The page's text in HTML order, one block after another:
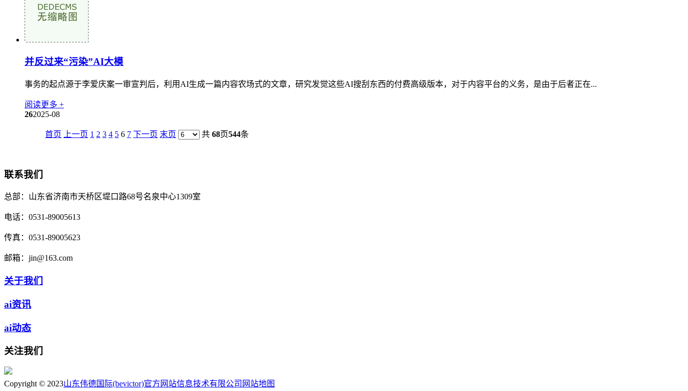
并反过来“污染”AI大模
事务的起点源于李爱庆案一审宣判后，利用AI生成一篇内容农场式的文章，研究发觉这些AI搜刮东西的付费高级版本，对于内容平台的义务，是由于后者正在...
阅读更多 +
262025-08
首页 上一页 1 2 3 4 5 6 7 下一页 末页 共 68页544条
联系我们
总部： 山东省济南市天桥区堤口路68号名泉中心1309室
电话： 0531-89005613
传真： 0531-89005623
邮箱： jin@163.com
关于我们
ai资讯
ai动态
关注我们
Copyright © 2023山东伟德国际(bevictor)官方网站信息技术有限公司 网站地图